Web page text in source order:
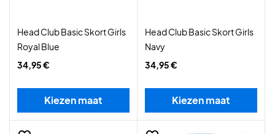
Head Club Basic Skort Girls
Royal Blue
34,95 €
Kiezen maat
Head Club Basic Skort Girls
Navy
34,95 €
Kiezen maat